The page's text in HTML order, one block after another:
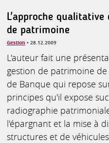
L'approche qualitative
de patrimoine
Gestion • 28.12.2009
L'auteur fait une
gestion de patrimoine
de Banque qui repose
principes qu'il expose
radiographie
l'épargnant et la mise à
structures et de